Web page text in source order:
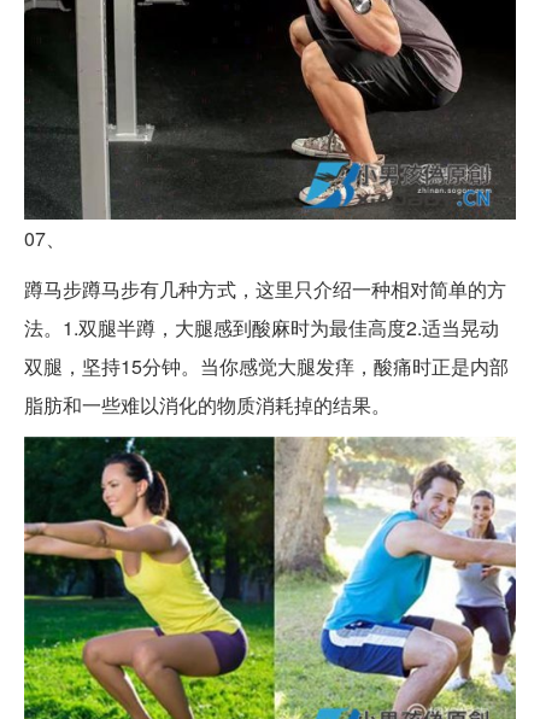
07、
蹲马步蹲马步有几种方式，这里只介绍一种相对简单的方
法。1.双腿半蹲，大腿感到酸麻时为最佳高度2.适当晃动
双腿，坚持15分钟。当你感觉大腿发痒，酸痛时正是内部
脂肪和一些难以消化的物质消耗掉的结果。